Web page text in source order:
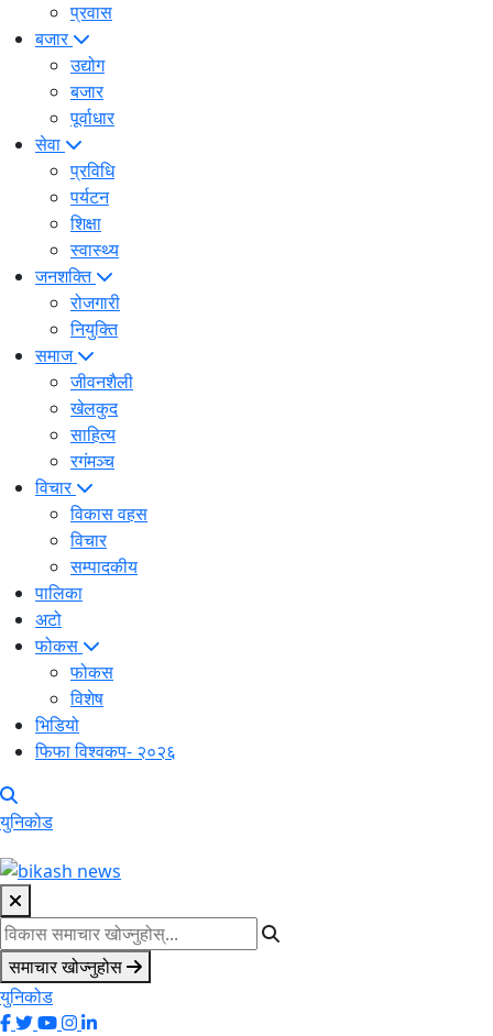
प्रवास
बजार
उद्योग
बजार
पूर्वाधार
सेवा
प्रविधि
पर्यटन
शिक्षा
स्वास्थ्य
जनशक्ति
रोजगारी
नियुक्ति
समाज
जीवनशैली
खेलकुद
साहित्य
रगंमञ्च
विचार
विकास वहस
विचार
सम्पादकीय
पालिका
अटो
फोकस
फोकस
विशेष
भिडियो
फिफा विश्वकप- २०२६
युनिकोड
समाचार खोज्नुहोस
युनिकोड